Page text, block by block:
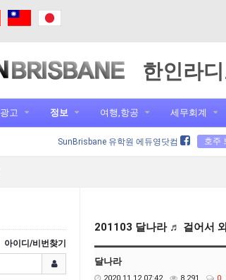
한인라
광고 정보 여행,항공 세무회계
SunBrisbane 유학원 에듀영닷컴 호주
아이디/비번찾기
201103 달나라 ♬ 걸어서
달나라